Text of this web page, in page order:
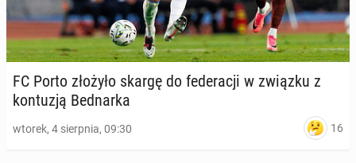
FC Porto złożyło skargę do fe­de­ra­cji w związku z
kon­tu­zją Bed­nar­ka
wtorek, 4 sierpnia, 09:30 16